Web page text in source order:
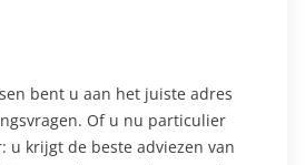
bent u aan het juiste adres
Of u nu particulier
u krijgt de beste adviezen van